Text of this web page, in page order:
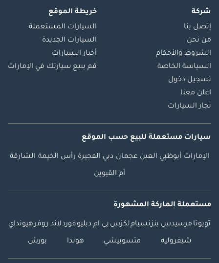
شركة
إتصل بنا
من نحن
الشروط والأحكام
السياسة الخاصة
تسجيل دخول
اعلن معنا
تجار السيارات
خريطة الموقع
السيارات المستعملة
السيارات الجديدة
أخبار السيارات
قم ببيع سيارتك في الإمارات
سيارات مستعملة للبيع حسب الموقع
الإمارات أبوظبي العين عجمان دبي الفجيرة رأس الخيمة الشارقة
أم القيوين
مستعملة الماركة المشهورة
تويوتا مرسيدس بنزنسياملكزس بي ام دبليوفوردلاند روفرهيونداي
شيفروليه متسوبيشي هوندا بورش